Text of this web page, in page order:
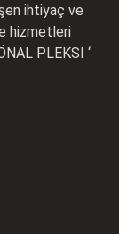
ihtiyaç ve
hizmetleri
PLEKSİ ‘